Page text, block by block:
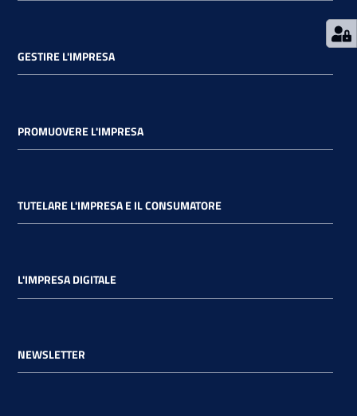
GESTIRE L'IMPRESA
PROMUOVERE L'IMPRESA
TUTELARE L'IMPRESA E IL CONSUMATORE
L'IMPRESA DIGITALE
NEWSLETTER